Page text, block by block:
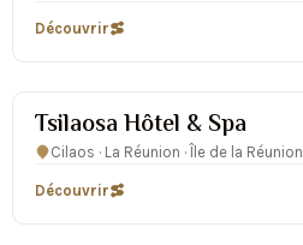
Découvrir
Tsilaosa Hôtel & Spa
Cilaos · La Réunion · Île de la Réunion
Découvrir